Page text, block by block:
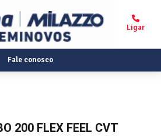
Fale conosco
200 FLEX FEEL CVT